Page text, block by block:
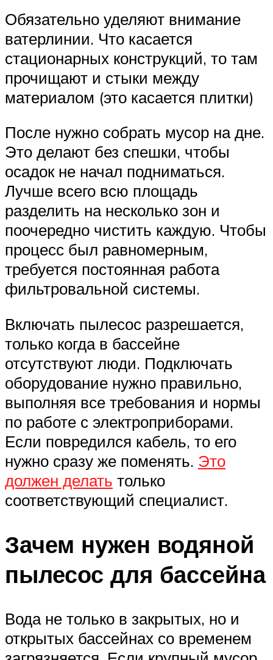
Обязательно уделяют внимание
ватерлинии. Что касается
стационарных конструкций, то там
прочищают и стыки между
материалом (это касается плитки)
После нужно собрать мусор на дне.
Это делают без спешки, чтобы
осадок не начал подниматься.
Лучше всего всю площадь
разделить на несколько зон и
поочередно чистить каждую. Чтобы
процесс был равномерным,
требуется постоянная работа
фильтровальной системы.
Включать пылесос разрешается,
только когда в бассейне
отсутствуют люди. Подключать
оборудование нужно правильно,
выполняя все требования и нормы
по работе с электроприборами.
Если повредился кабель, то его
нужно сразу же поменять. Это
должен делать только
соответствующий специалист.
Зачем нужен водяной
пылесос для бассейна
Вода не только в закрытых, но и
открытых бассейнах со временем